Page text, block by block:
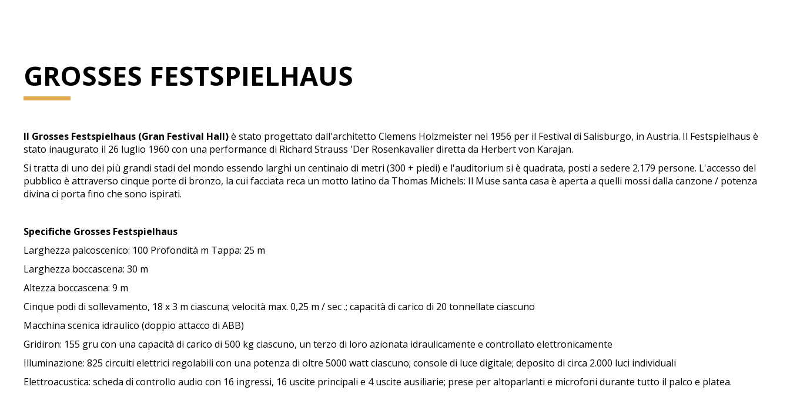
GROSSES FESTSPIELHAUS
Il Grosses Festspielhaus (Gran Festival Hall)è stato progettato dall'architetto Clemens Holzmeister nel 1956 per il Festival di Salisburgo, in Austria. Il Festspielhaus è
stato inaugurato il 26 luglio 1960 con una performance di Richard Strauss 'Der Rosenkavalier diretta da Herbert von Karajan.
Si tratta di uno dei più grandi stadi del mondo essendo larghi un centinaio di metri (300 + piedi) e l'auditorium si è quadrata, posti a sedere 2.179 persone. L'accesso del
pubblico è attraverso cinque porte di bronzo, la cui facciata reca un motto latino da Thomas Michels: Il Muse santa casa è aperta a quelli mossi dalla canzone / potenza
divina ci porta fino che sono ispirati.
Specifiche Grosses Festspielhaus
Larghezza palcoscenico: 100 Profondità m Tappa: 25 m
Larghezza boccascena: 30 m
Altezza boccascena: 9 m
Cinque podi di sollevamento, 18 x 3 m ciascuna; velocità max. 0,25 m / sec .; capacità di carico di 20 tonnellate ciascuno
Macchina scenica idraulico (doppio attacco di ABB)
Gridiron: 155 gru con una capacità di carico di 500 kg ciascuno, un terzo di loro azionata idraulicamente e controllato elettronicamente
Illuminazione: 825 circuiti elettrici regolabili con una potenza di oltre 5000 watt ciascuno; console di luce digitale; deposito di circa 2.000 luci individuali
Elettroacustica: scheda di controllo audio con 16 ingressi, 16 uscite principali e 4 uscite ausiliarie; prese per altoparlanti e microfoni durante tutto il palco e platea.